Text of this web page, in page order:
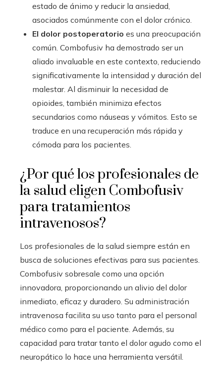
estado de ánimo y reducir la ansiedad,
asociados comúnmente con el dolor crónico.
El dolor postoperatorio es una preocupación
común. Combofusiv ha demostrado ser un
aliado invaluable en este contexto, reduciendo
significativamente la intensidad y duración del
malestar. Al disminuir la necesidad de
opioides, también minimiza efectos
secundarios como náuseas y vómitos. Esto se
traduce en una recuperación más rápida y
cómoda para los pacientes.
¿Por qué los profesionales de
la salud eligen Combofusiv
para tratamientos
intravenosos?
Los profesionales de la salud siempre están en
busca de soluciones efectivas para sus pacientes.
Combofusiv sobresale como una opción
innovadora, proporcionando un alivio del dolor
inmediato, eficaz y duradero. Su administración
intravenosa facilita su uso tanto para el personal
médico como para el paciente. Además, su
capacidad para tratar tanto el dolor agudo como el
neuropático lo hace una herramienta versátil.